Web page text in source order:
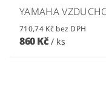
YAMAHA
710,74 Kč bez DPH
860 Kč / ks